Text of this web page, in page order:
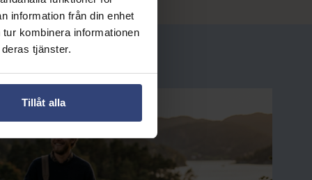
information från din enhet
kombinera informationen
tjänster.
Tillåt alla